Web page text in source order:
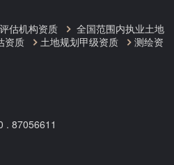
估机构资质
全国范围内执业土地
资质 土地规划甲级资质
测绘资
. 87056611